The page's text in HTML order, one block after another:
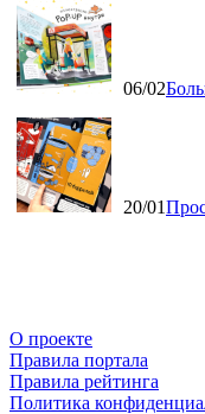
06/02
20/01
О проекте
Правила портала
Правила рейтинга
Политика